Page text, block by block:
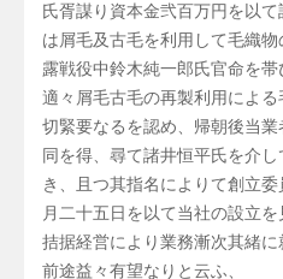
氏胥謀り資本金弐百万円を以
は屑毛及古毛を利用して毛織
露戦役中鈴木純一郎氏官命を
適々屑毛古毛の再製利用によ
切緊要なるを認め、帰朝後当
同を得、尋て諸井恒平氏を介
き、且つ其指名によりて創立
月二十五日を以て当社の設立
拮据経営により業務漸次其緒
前途益々有望なりと云ふ、